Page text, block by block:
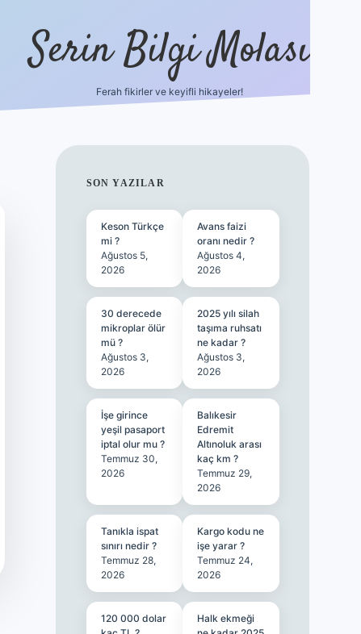
Serin Bilgi Molası
Ferah fikirler ve keyifli hikayeler!
SIDEBAR
SON YAZILAR
Keson Türkçe
mi ?
Ağustos 5,
2026
Avans faizi
oranı nedir ?
Ağustos 4,
2026
30 derecede
mikroplar ölür
mü ?
Ağustos 3,
2026
2025 yılı silah
taşıma ruhsatı
ne kadar ?
Ağustos 3,
2026
İşe girince
yeşil pasaport
iptal olur mu ?
Temmuz 30,
2026
Balıkesir
Edremit
Altınoluk arası
kaç km ?
Temmuz 29,
2026
Tanıkla ispat
sınırı nedir ?
Temmuz 28,
2026
Kargo kodu ne
işe yarar ?
Temmuz 24,
2026
120 000 dolar
Halk ekmeği
tulipbet sitesi